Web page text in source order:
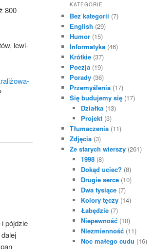
800
lewi­
pój­dzie
KATEGORIE
Bez kategorii (7)
English (29)
Humor (15)
Informatyka (46)
Krótkie (37)
Poezja (19)
Porady (36)
Przemyślenia (17)
Się budujemy się (17)
Działka(13)
Projekt(3)
Tłumaczenia (11)
Zdjęcia (3)
Ze starych wierszy (261)
1998(8)
Dokąd uciec? (8)
Drugie serce(10)
Dwa tysiące(7)
Kolory tęczy(14)
Łabędzie(7)
Niepewność(10)
Niezmienność(11)
Noc małego cudu (16)